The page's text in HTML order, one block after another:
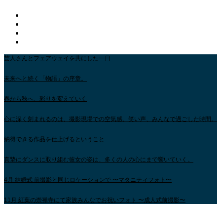
芸人さんとフェアウェイを共にした一日
未来へと続く「物語」の序章。
春から秋へ、彩りを変えていく
心に深く刻まれるのは、撮影現場での空気感、笑い声、みんなで過ごした時間。
納得できる作品を仕上げるということ
真摯にダンスに取り組む彼女の姿は、多くの人の心にまで響いていく。
4月 結婚式 前撮影と同じロケーションで 〜マタニティフォト〜
11月 紅葉の崇禅寺にて家族みんなでお祝いフォト 〜成人式前撮影〜